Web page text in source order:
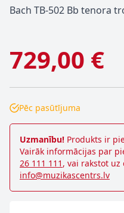
Bach TB-502 Bb tenora
729,00 €
Pēc pasūtījuma
Uzmanību! Produkts ir
Vairāk informācijas par
26 111 111 , vai rakstot uz
info@muzikascentrs.lv